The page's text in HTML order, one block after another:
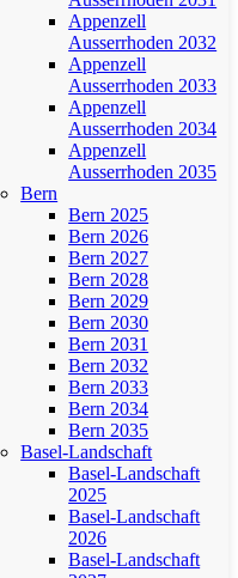
Appenzell
Ausserrhoden 2032
Appenzell
Ausserrhoden 2033
Appenzell
Ausserrhoden 2034
Appenzell
Ausserrhoden 2035
Bern
Bern 2025
Bern 2026
Bern 2027
Bern 2028
Bern 2029
Bern 2030
Bern 2031
Bern 2032
Bern 2033
Bern 2034
Bern 2035
Basel-Landschaft
Basel-Landschaft
2025
Basel-Landschaft
2026
Basel-Landschaft